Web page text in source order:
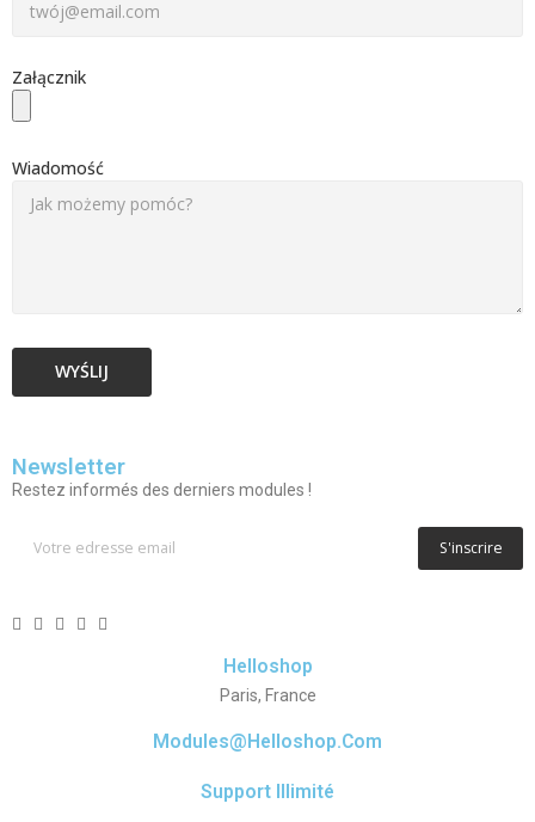
Załącznik
Wiadomość
Newsletter
Restez informés des derniers modules !
S'inscrire
Helloshop
Paris, France
Modules@helloshop.com
Support Illimité